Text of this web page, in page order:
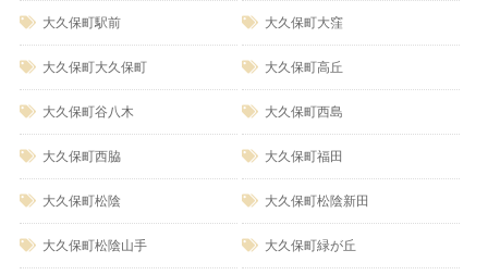
大久保町駅前 大久保町大窪
大久保町大久保町 大久保町高丘
大久保町谷八木 大久保町西島
大久保町西脇 大久保町福田
大久保町松陰 大久保町松陰新田
大久保町松陰山手 大久保町緑が丘